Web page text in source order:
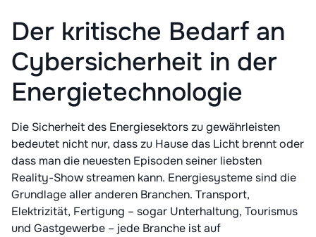
Der kritische Bedarf an
Cybersicherheit in der
Energietechnologie
Die Sicherheit des Energiesektors zu gewährleisten
bedeutet nicht nur, dass zu Hause das Licht brennt oder
dass man die neuesten Episoden seiner liebsten
Reality-Show streamen kann. Energiesysteme sind die
Grundlage aller anderen Branchen. Transport,
Elektrizität, Fertigung – sogar Unterhaltung, Tourismus
und Gastgewerbe – jede Branche ist auf